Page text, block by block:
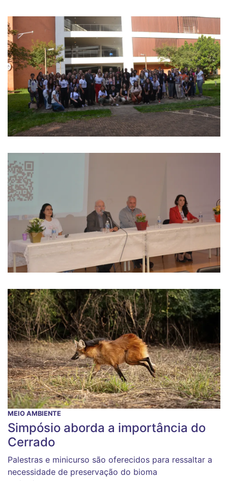
MEIO AMBIENTE
Simpósio aborda a importância do
Cerrado
Palestras e minicurso são oferecidos para ressaltar a
necessidade de preservação do bioma